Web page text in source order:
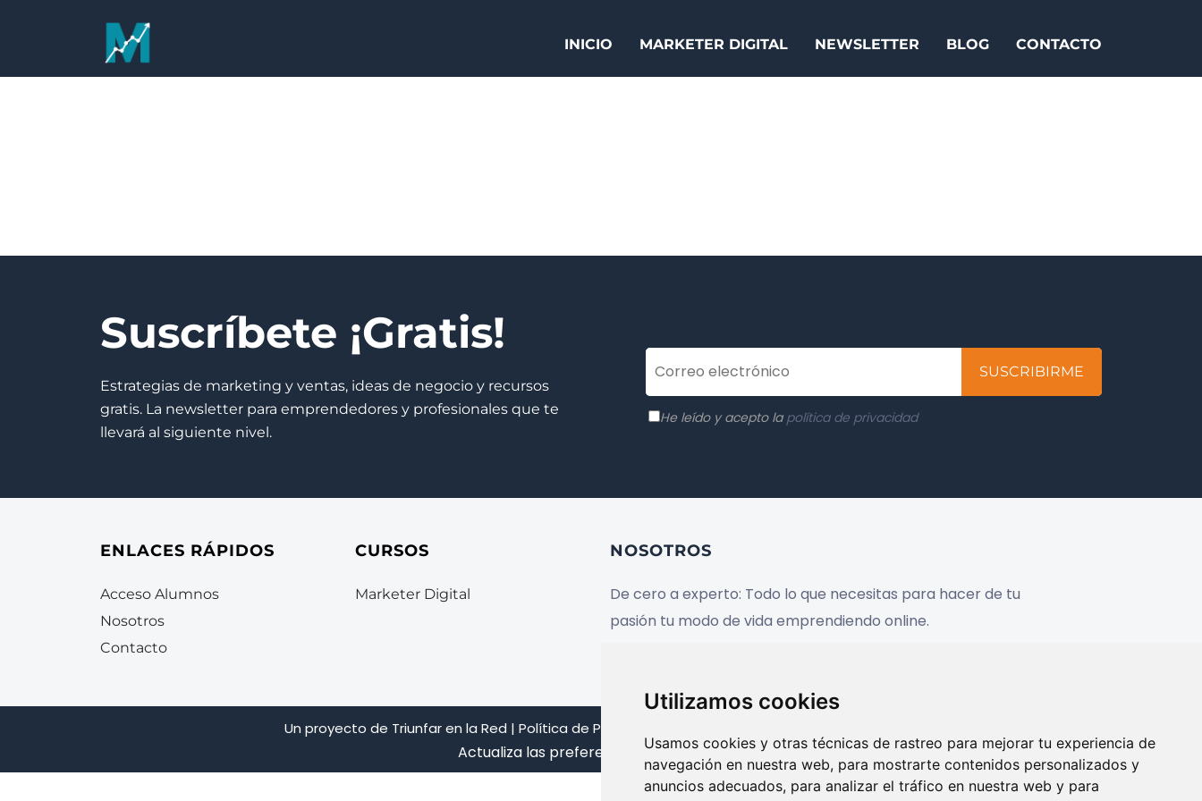
Utilizamos cookies
Usamos cookies y otras técnicas de rastreo para mejorar tu experiencia de
navegación en nuestra web, para mostrarte contenidos personalizados y
anuncios adecuados, para analizar el tráfico en nuestra web y para
INICIO MARKETER DIGITAL NEWSLETTER BLOG CONTACTO
Suscríbete ¡Gratis!
Estrategias de marketing y ventas, ideas de negocio y recursos
gratis. La newsletter para emprendedores y profesionales que te
llevará al siguiente nivel.
SUSCRIBIRME
He leído y acepto la política de privacidad
ENLACES RÁPIDOS
Acceso Alumnos
Nosotros
Contacto
CURSOS
Marketer Digital
NOSOTROS
De cero a experto: Todo lo que necesitas para hacer de tu
pasión tu modo de vida emprendiendo online.
Un proyecto de Triunfar en la Red | Política de Privacidad
Actualiza las preferencias de tus cookies